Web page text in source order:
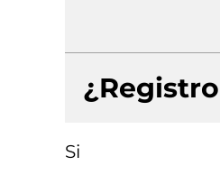
Si